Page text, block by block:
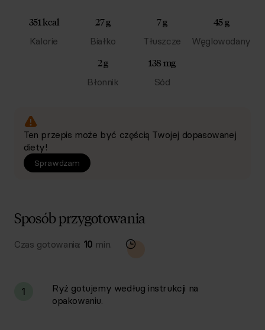
351 kcal
Kalorie
27 g
Białko
7 g
Tłuszcze
45 g
Węglowodany
2 g
Błonnik
138 mg
Sód
Ten przepis może być częścią Twojej dopasowanej
diety!
Sprawdzam
Sposób przygotowania
Czas gotowania: 10 min.
1
Ryż gotujemy według instrukcji na
opakowaniu.